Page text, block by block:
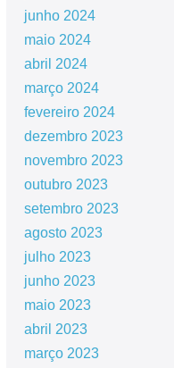
junho 2024
maio 2024
abril 2024
março 2024
fevereiro 2024
dezembro 2023
novembro 2023
outubro 2023
setembro 2023
agosto 2023
julho 2023
junho 2023
maio 2023
abril 2023
março 2023